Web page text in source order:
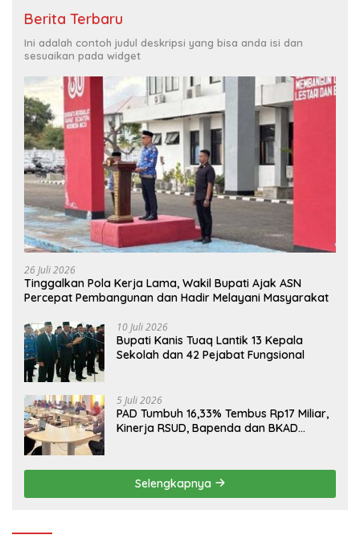
Berita Terbaru
Ini adalah contoh judul deskripsi yang bisa anda isi dan
sesuaikan pada widget
26 Juli 2026
Tinggalkan Pola Kerja Lama, Wakil Bupati Ajak ASN
Percepat Pembangunan dan Hadir Melayani Masyarakat
10 Juli 2026
Bupati Kanis Tuaq Lantik 13 Kepala
Sekolah dan 42 Pejabat Fungsional
5 Juli 2026
PAD Tumbuh 16,33% Tembus Rp17 Miliar,
Kinerja RSUD, Bapenda dan BKAD
Selengkapnya